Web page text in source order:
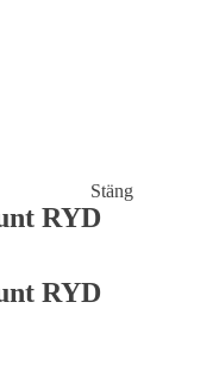
Stäng
RYD
RYD